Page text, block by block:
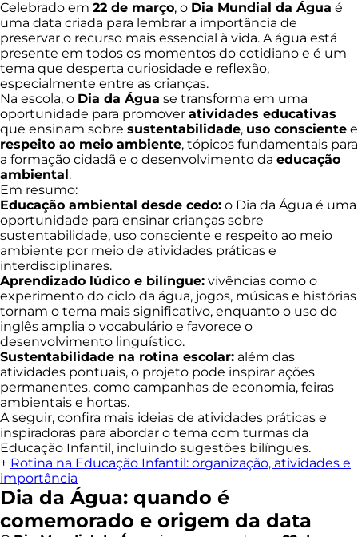
Celebrado em 22 de março, o Dia Mundial da Água é
uma data criada para lembrar a importância de
preservar o recurso mais essencial à vida. A água está
presente em todos os momentos do cotidiano e é um
tema que desperta curiosidade e reflexão,
especialmente entre as crianças.
Na escola, o Dia da Água se transforma em uma
oportunidade para promover atividades educativas
que ensinam sobre sustentabilidade, uso consciente e
respeito ao meio ambiente, tópicos fundamentais para
a formação cidadã e o desenvolvimento da educação
ambiental.
Em resumo:
Educação ambiental desde cedo: o Dia da Água é uma
oportunidade para ensinar crianças sobre
sustentabilidade, uso consciente e respeito ao meio
ambiente por meio de atividades práticas e
interdisciplinares.
Aprendizado lúdico e bilíngue: vivências como o
experimento do ciclo da água, jogos, músicas e histórias
tornam o tema mais significativo, enquanto o uso do
inglês amplia o vocabulário e favorece o
desenvolvimento linguístico.
Sustentabilidade na rotina escolar: além das
atividades pontuais, o projeto pode inspirar ações
permanentes, como campanhas de economia, feiras
ambientais e hortas.
A seguir, confira mais ideias de atividades práticas e
inspiradoras para abordar o tema com turmas da
Educação Infantil, incluindo sugestões bilíngues.
+ Rotina na Educação Infantil: organização, atividades e
importância
Dia da Água: quando é
comemorado e origem da data